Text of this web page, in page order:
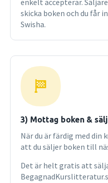
kapitlet är att visa hur de
organsystemen
miljö så optimal som
olika sjukdomshistorier
förorsaka
enkelt accepterar.
skicka boken och du får
Swisha.
3) Mottag boken &
När du är färdig med din
att du säljer boken till
Det är helt gratis att